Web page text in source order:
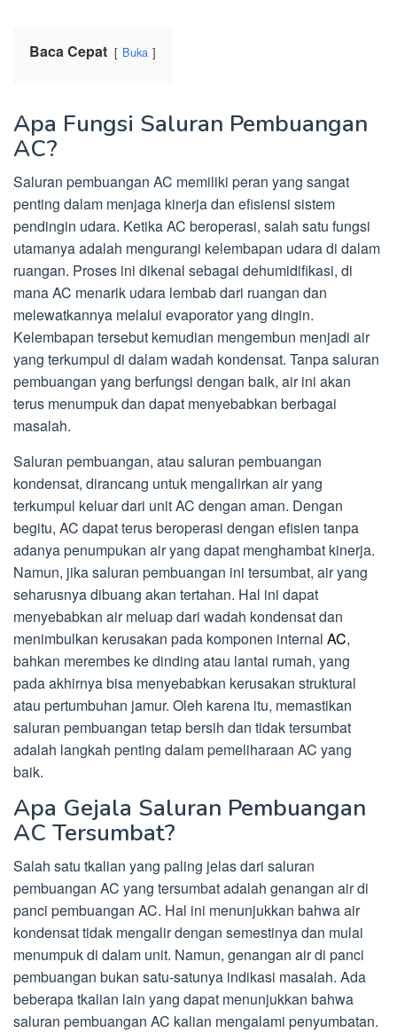
Baca Cepat Buka
Apa Fungsi Saluran Pembuangan
AC?
Saluran pembuangan AC memiliki peran yang sangat
penting dalam menjaga kinerja dan efisiensi sistem
pendingin udara. Ketika AC beroperasi, salah satu fungsi
utamanya adalah mengurangi kelembapan udara di dalam
ruangan. Proses ini dikenal sebagai dehumidifikasi, di
mana AC menarik udara lembab dari ruangan dan
melewatkannya melalui evaporator yang dingin.
Kelembapan tersebut kemudian mengembun menjadi air
yang terkumpul di dalam wadah kondensat. Tanpa saluran
pembuangan yang berfungsi dengan baik, air ini akan
terus menumpuk dan dapat menyebabkan berbagai
masalah.
Saluran pembuangan, atau saluran pembuangan
kondensat, dirancang untuk mengalirkan air yang
terkumpul keluar dari unit AC dengan aman. Dengan
begitu, AC dapat terus beroperasi dengan efisien tanpa
adanya penumpukan air yang dapat menghambat kinerja.
Namun, jika saluran pembuangan ini tersumbat, air yang
seharusnya dibuang akan tertahan. Hal ini dapat
menyebabkan air meluap dari wadah kondensat dan
menimbulkan kerusakan pada komponen internal AC,
bahkan merembes ke dinding atau lantai rumah, yang
pada akhirnya bisa menyebabkan kerusakan struktural
atau pertumbuhan jamur. Oleh karena itu, memastikan
saluran pembuangan tetap bersih dan tidak tersumbat
adalah langkah penting dalam pemeliharaan AC yang
baik.
Apa Gejala Saluran Pembuangan
AC Tersumbat?
Salah satu tkalian yang paling jelas dari saluran
pembuangan AC yang tersumbat adalah genangan air di
panci pembuangan AC. Hal ini menunjukkan bahwa air
kondensat tidak mengalir dengan semestinya dan mulai
menumpuk di dalam unit. Namun, genangan air di panci
pembuangan bukan satu-satunya indikasi masalah. Ada
beberapa tkalian lain yang dapat menunjukkan bahwa
saluran pembuangan AC kalian mengalami penyumbatan.